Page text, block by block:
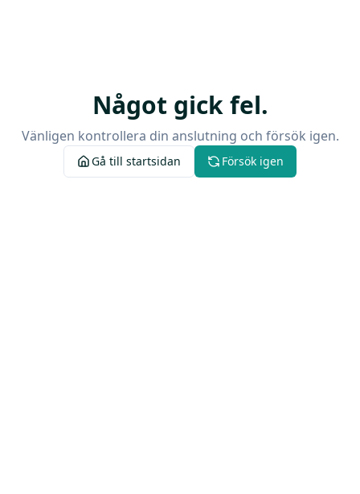
Något gick fel.
Vänligen kontrollera din anslutning och försök igen.
Gå till startsidan Försök igen